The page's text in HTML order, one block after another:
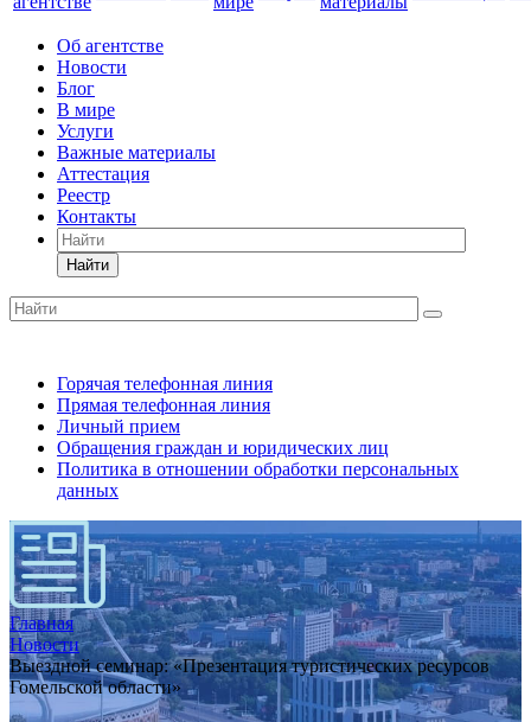
Об агентстве
Новости
Блог
В мире
Услуги
Важные материалы
Аттестация
Реестр
Контакты
Найти
Горячая телефонная линия
Прямая телефонная линия
Личный прием
Обращения граждан и юридических лиц
Политика в отношении обработки персональных
данных
Главная
Новости
Выездной семинар: «Презентация туристических ресурсов
Гомельской области»